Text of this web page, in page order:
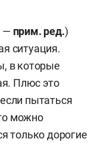
— прим. ред.)
ситуация.
в которые
Плюс это
пытаться
можно
только дорогие